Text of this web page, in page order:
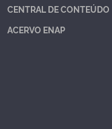
CENTRAL DE CONTEÚDO
ACERVO ENAP